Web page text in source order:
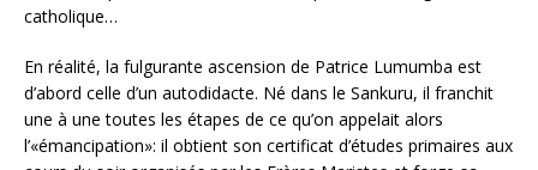
catholique…
En réalité, la fulgurante ascension de Patrice Lumumba est
d’abord celle d’un autodidacte. Né dans le Sankuru, il franchit
une à une toutes les étapes de ce qu’on appelait alors
l’«émancipation»: il obtient son certificat d’études primaires aux